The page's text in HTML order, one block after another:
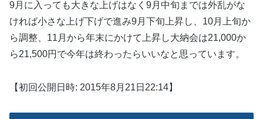
9月に入っても大きな上げはなく9月中旬までは外乱がな
ければ小さな上げ下げで進み9月下旬上昇し、10月上旬か
ら調整、11月から年末にかけて上昇し大納会は21,000か
ら21,500円で今年は終わったらいいなと思っています。
【初回公開日時: 2015年8月21日22:14】